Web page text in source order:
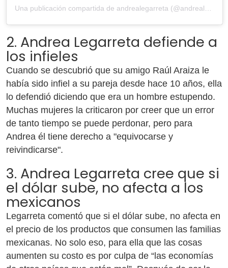
2. Andrea Legarreta defiende a
los infieles
Cuando se descubrió que su amigo Raúl Araiza le
había sido infiel a su pareja desde hace 10 años, ella
lo defendió diciendo que era un hombre estupendo.
Muchas mujeres la criticaron por creer que un error
de tanto tiempo se puede perdonar, pero para
Andrea él tiene derecho a "equivocarse y
reivindicarse".
3. Andrea Legarreta cree que si
el dólar sube, no afecta a los
mexicanos
Legarreta comentó que si el dólar sube, no afecta en
el precio de los productos que consumen las familias
mexicanas. No solo eso, para ella que las cosas
aumenten su costo es por culpa de “las economías